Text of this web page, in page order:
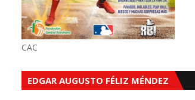
CAC
EDGAR AUGUSTO FÉLIZ MÉNDEZ